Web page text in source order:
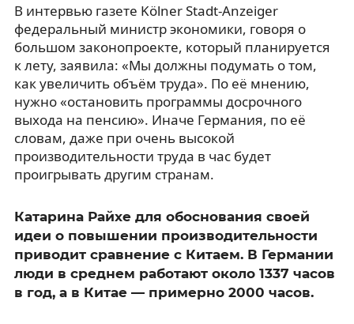
В интервью газете Kölner Stadt-Anzeiger
федеральный министр экономики, говоря о
большом законопроекте, который планируется
к лету, заявила: «Мы должны подумать о том,
как увеличить объём труда». По её мнению,
нужно «остановить программы досрочного
выхода на пенсию». Иначе Германия, по её
словам, даже при очень высокой
производительности труда в час будет
проигрывать другим странам.
Катарина Райхе для обоснования своей
идеи о повышении производительности
приводит сравнение с Китаем. В Германии
люди в среднем работают около 1337 часов
в год, а в Китае — примерно 2000 часов.